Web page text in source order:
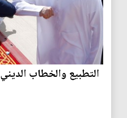
التطبيع والخطاب الديني